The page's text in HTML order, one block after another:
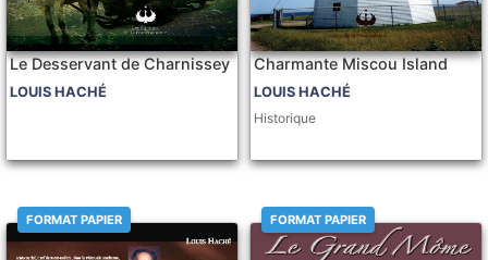
Le Desservant de Charnissey
LOUIS HACHÉ
Charmante Miscou Island
LOUIS HACHÉ
Historique
FORMAT PAPIER FORMAT PAPIER